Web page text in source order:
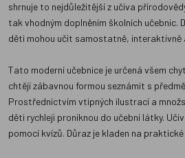
shrnuje to nejdůležitější z učiva
tak vhodným doplněním školních učebnic.
děti mohou učit samostatně, interaktivně
Tato moderní učebnice je určená všem
chtějí zábavnou formou seznámit s
Prostřednictvím vtipných ilustrací a
děti rychleji proniknou do učební látky.
pomocí kvízů. Důraz je kladen na